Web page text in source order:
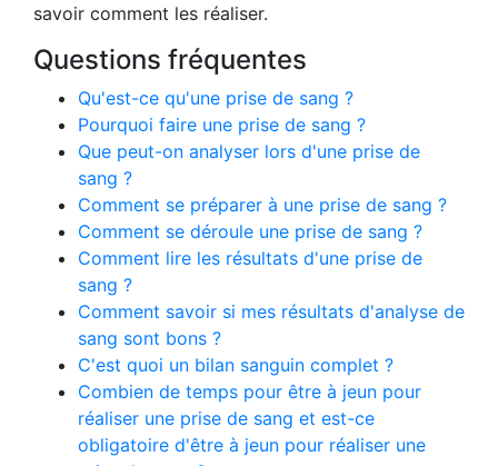
savoir comment les réaliser.
Questions fréquentes
Qu'est-ce qu'une prise de sang ?
Pourquoi faire une prise de sang ?
Que peut-on analyser lors d'une prise de
sang ?
Comment se préparer à une prise de sang ?
Comment se déroule une prise de sang ?
Comment lire les résultats d'une prise de
sang ?
Comment savoir si mes résultats d'analyse de
sang sont bons ?
C'est quoi un bilan sanguin complet ?
Combien de temps pour être à jeun pour
réaliser une prise de sang et est-ce
obligatoire d'être à jeun pour réaliser une